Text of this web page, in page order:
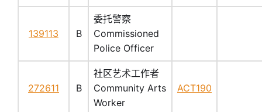
139113 B
委托警察
Commissioned
Police Officer
272611 B
社区艺术工作者
Community Arts
Worker
ACT190